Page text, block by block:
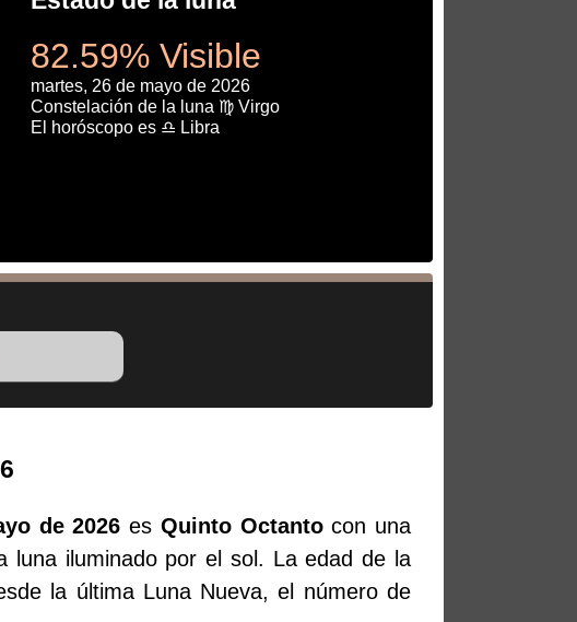
82.59% Visible
martes, 26 de mayo de 2026
Constelación de la luna ♍ Virgo
El horóscopo es ♎ Libra
de 2026 es Quinto Octantocon una
luna iluminado por el sol. La edad de la
la última Luna Nueva, el número de